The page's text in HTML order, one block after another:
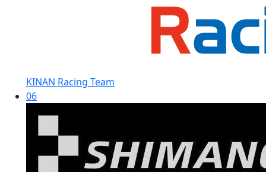
KINAN Racing Team
06